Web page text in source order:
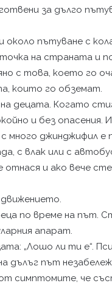
за дълго
пътуване с
на страната и
с това, което го
които го обземат.
децата. Когато
и без опасения.
много джинджифил е
с влак или с
и ако вече
по време на
апарат.
„Лошо ли ти е“.
дълъг път
симптомите, че